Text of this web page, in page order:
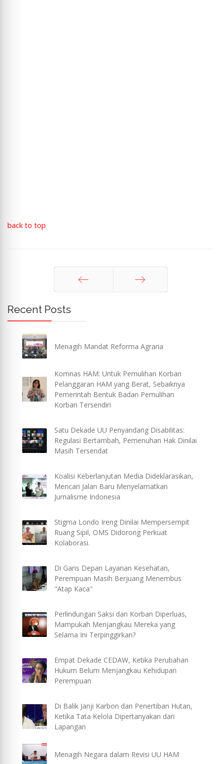
back to top
Recent Posts
Menagih Mandat Reforma Agraria
Komnas HAM: Untuk Pemulihan Korban
Pelanggaran HAM yang Berat, Sebaiknya
Pemerintah Bentuk Badan Pemulihan
Korban Tersendiri
Satu Dekade UU Penyandang Disabilitas:
Regulasi Bertambah, Pemenuhan Hak Dinilai
Masih Tersendat
Koalisi Keberlanjutan Media Dideklarasikan,
Mencari Jalan Baru Menyelamatkan
Jurnalisme Indonesia
Stigma Londo Ireng Dinilai Mempersempit
Ruang Sipil, OMS Didorong Perkuat
Kolaborasi.
Di Garis Depan Layanan Kesehatan,
Perempuan Masih Berjuang Menembus
"Atap Kaca"
Perlindungan Saksi dan Korban Diperluas,
Mampukah Menjangkau Mereka yang
Selama Ini Terpinggirkan?
Empat Dekade CEDAW, Ketika Perubahan
Hukum Belum Menjangkau Kehidupan
Perempuan
Di Balik Janji Karbon dan Penertiban Hutan,
Ketika Tata Kelola Dipertanyakan dari
Lapangan
Menagih Negara dalam Revisi UU HAM